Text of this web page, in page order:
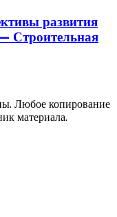
развития
Строительная
Любое копирование
материала.